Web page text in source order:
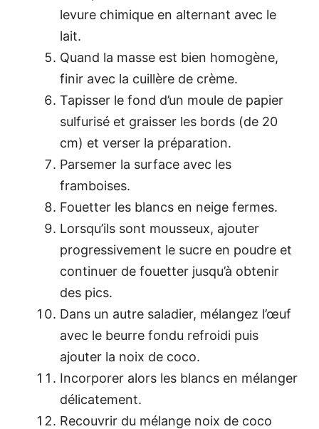
levure chimique en alternant avec le
lait.
Quand la masse est bien homogène,
finir avec la cuillère de crème.
Tapisser le fond d’un moule de papier
sulfurisé et graisser les bords (de 20
cm) et verser la préparation.
Parsemer la surface avec les
framboises.
Fouetter les blancs en neige fermes.
Lorsqu’ils sont mousseux, ajouter
progressivement le sucre en poudre et
continuer de fouetter jusqu’à obtenir
des pics.
Dans un autre saladier, mélangez l’œuf
avec le beurre fondu refroidi puis
ajouter la noix de coco.
Incorporer alors les blancs en mélanger
délicatement.
Recouvrir du mélange noix de coco